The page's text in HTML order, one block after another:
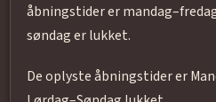
åbningstider er
søndag er lukket.
De oplyste åbningstider er